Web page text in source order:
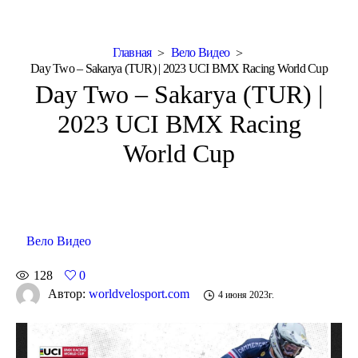
Главная
Вело Видео
Day Two – Sakarya (TUR) | 2023 UCI BMX Racing World Cup
Day Two – Sakarya (TUR) |
2023 UCI BMX Racing
World Cup
Вело Видео
128
0
Автор: worldvelosport.com 4 июня 2023г.